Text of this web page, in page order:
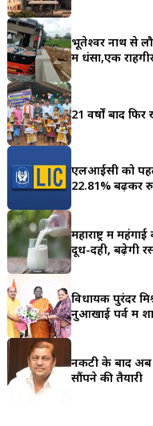
भूतेश्वर नाथ से
में धंसा,एक
21 वर्षों बाद
एलआईसी को
22.81% बढ़कर
महाराष्ट्र में
दूध-दही, बढ़ेगी
विधायक पुरंदर
नुआखाई पर्व में
नकटी के बाद अब
सौंपने की तैयारी